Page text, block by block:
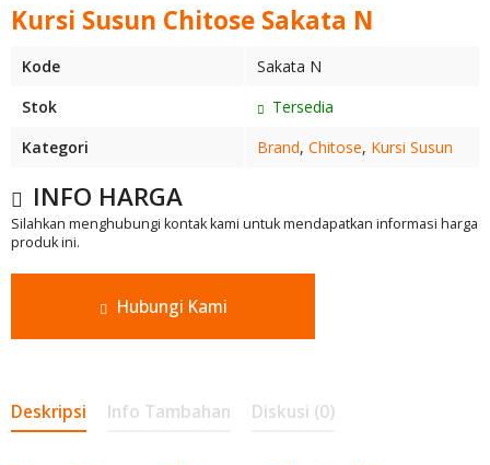
Kursi Susun Chitose Sakata N
Kode
Sakata N
Stok
Tersedia
Kategori
Brand, Chitose, Kursi Susun
INFO HARGA
Silahkan menghubungi kontak kami untuk mendapatkan informasi harga
produk ini.
Hubungi Kami
Deskripsi Info Tambahan Diskusi (0)